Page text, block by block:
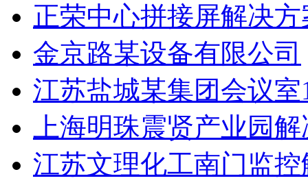
正荣中心拼接屏解决方
金京路某设备有限公司
江苏盐城某集团会议室
上海明珠震贤产业园
江苏文理化工南门监